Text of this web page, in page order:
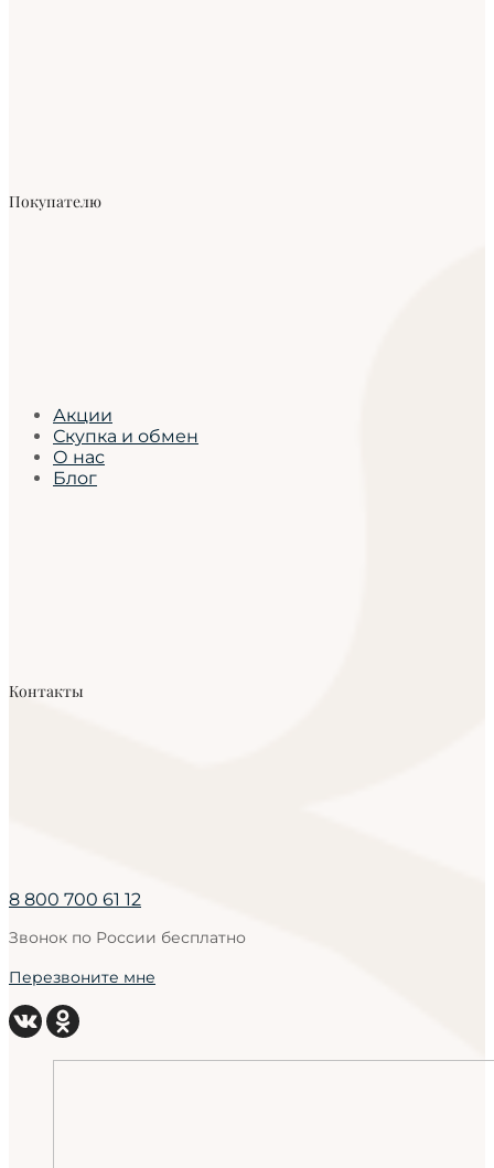
Покупателю
Акции
Скупка и обмен
О нас
Блог
Контакты
8 800 700 61 12
Звонок по России бесплатно
Перезвоните мне